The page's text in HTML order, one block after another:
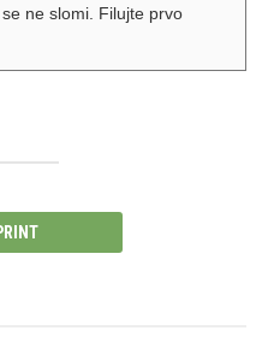
ne slomi. Filujte prvo